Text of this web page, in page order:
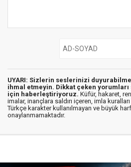
UYARI: Sizlerin seslerinizi
ihmal etmeyin. Dikkat çeken
için haberleştiriyoruz. Küfür, hakaret,
imalar, inançlara saldırı içeren, imla kuralları
Türkçe karakter kullanılmayan ve büyük
onaylanmamaktadır.